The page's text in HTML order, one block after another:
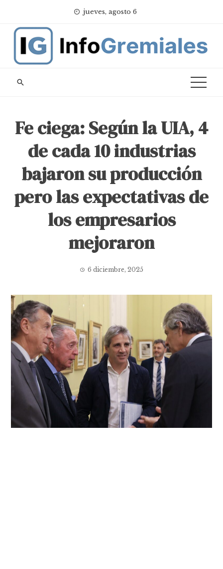
content
jueves, agosto 6
Fe ciega: Según la UIA, 4
de cada 10 industrias
bajaron su producción
pero las expectativas de
los empresarios
mejoraron
6 diciembre, 2025